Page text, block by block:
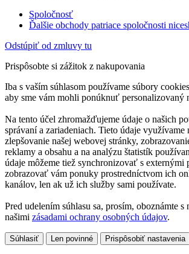
Spoločnosť
Ďalšie obchody patriace spoločnosti
Odstúpiť od zmluvy tu
Prispôsobte si zážitok z nakupovania
Iba s vaším súhlasom používame súbory
aby sme vám mohli ponúknuť personalizovaný
Na tento účel zhromažďujeme údaje o našich
správaní a zariadeniach. Tieto údaje využívame
zlepšovanie našej webovej stránky,
reklamy a obsahu a na analýzu štatistík
údaje môžeme tiež synchronizovať s externými
zobrazovať vám ponuky prostredníctvom ich
kanálov, len ak už ich služby sami používate.
Pred udelením súhlasu sa, prosím, oboznámte s
našimi zásadami ochrany osobných údajov.
Súhlasiť Len povinné Prispôsobiť nastavenia